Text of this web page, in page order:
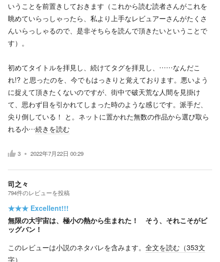
いうことを前置きしておきます（これから読む読者さんがこれを
眺めていらっしゃったら、私より上手なレビュアーさんがたくさ
んいらっしゃるので、是非そちらを読んで頂きたいということで
す）。
初めてタイトルを拝見し、続けてタグを拝見し、……なんだこ
れ!? と思ったのを、今でもはっきりと覚えております。悪いよう
に捉えて頂きたくないのですが、街中で破天荒な人間を見掛け
て、思わず目を引かれてしまった時のような感じです。派手だ、
尖り倒している！ と。ネットに置かれた無数の作品から選び取ら
れる小…続きを読む
3 2022年7月22日 00:29
司之々
794件のレビューを投稿
★★★ Excellent!!!
無限の大宇宙は、極小の熱から生まれた！ そう、それこそがビ
ッグバン！
このレビューは小説のネタバレを含みます。 全文を読む（353文
字）